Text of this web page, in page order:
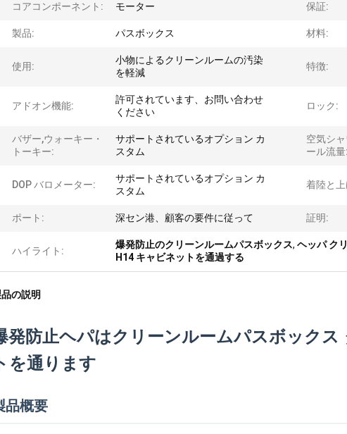
コアコンポーネント: モーター 保証:
製品: パスボックス 材料:
使用:
小物によるクリーンルームの汚染
を軽減
特徴:
アドオン機能:
許可されています、お問い合わせ
ください
ロック:
バザー,ウォーキー・
トーキー:
サポートされているオプション カ
スタム
空気シ
ール流量:
DOP バロメーター:
サポートされているオプション カ
スタム
着陸と上
ポート: 深セン港、顧客の要件に従って 証明:
ハイライト:
爆発防止のクリーンルームパスボックス, ヘッパ ク
H14 キャビネットを通過する
の説明
発防止ヘパはクリーンルームパスボック
トを通ります
品概要